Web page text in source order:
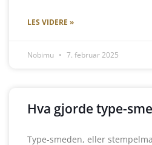
LES VIDERE »
Nobimu 7. februar 2025
Hva gjorde type-
Type-smeden, eller